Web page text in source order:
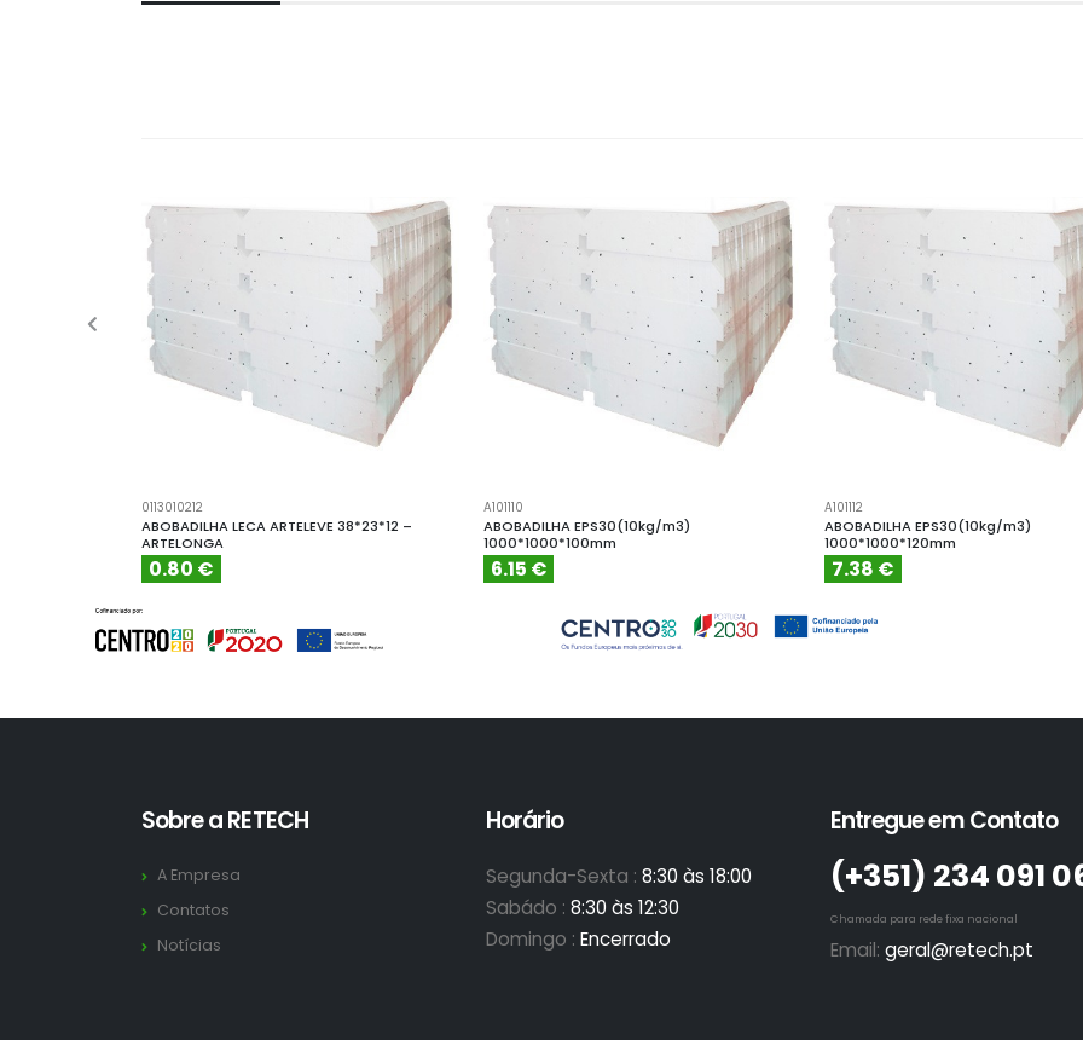
0113010212
ABOBADILHA LECA ARTELEVE 38*23*12 –
ARTELONGA
0.80 €
A101110
ABOBADILHA EPS30(10kg/m3)
1000*1000*100mm
6.15 €
A101112
ABOBADILHA EPS30(10kg/m3)
1000*1000*120mm
7.38 €
Sobre a RETECH
A Empresa
Contatos
Notícias
Horário
Segunda-Sexta : 8:30 às 18:00
Sabádo : 8:30 às 12:30
Domingo : Encerrado
Entregue em Contato
(+351)­ 234 091
Chamada para rede fixa nacional
Email: geral@retech.pt